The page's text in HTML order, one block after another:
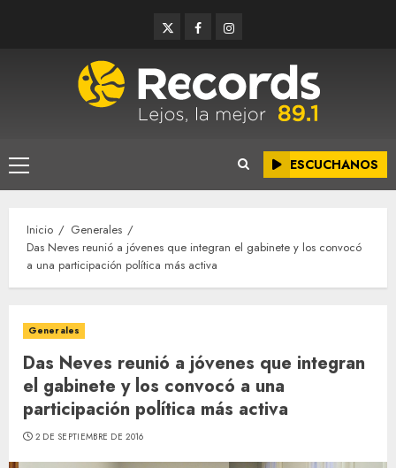
TwitterFacebookInstagram
Menú
principal
ESCUCHANOS
Inicio
Generales
Das Neves reunió a jóvenes que integran el gabinete y los convocó
a una participación política más activa
Generales
Das Neves reunió a jóvenes que integran
el gabinete y los convocó a una
participación política más activa
2 DE SEPTIEMBRE DE 2016